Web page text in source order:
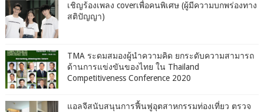
เชิญร้องเพลง coverเพื่อคนพิเศษ (ผู้มีความบกพร่องทาง
สติปัญญา)
TMA ระดมสมองผู้นำความคิด ยกระดับความสามารถ
ด้านการแข่งขันของไทย ใน Thailand
Competitiveness Conference 2020
แอลจีสนับสนุนการฟื้นฟูอุตสาหกรรมท่องเที่ยว ตรวจ